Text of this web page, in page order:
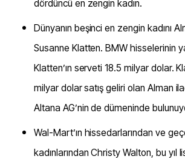
dördüncü en zengin kadın.
Dünyanın beşinci en zengin kadını
Susanne Klatten. BMW hisselerinin
Klatten’ın serveti 18.5 milyar dolar.
milyar dolar satış geliri olan Alman
Altana AG’nin de dümeninde
Wal-Mart’ın hissedarlarından ve
kadınlarından Christy Walton, bu yıl